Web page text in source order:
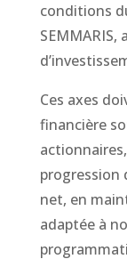
conditions
SEMMARIS,
Ces axes
financière
progression
net, en
adaptée à